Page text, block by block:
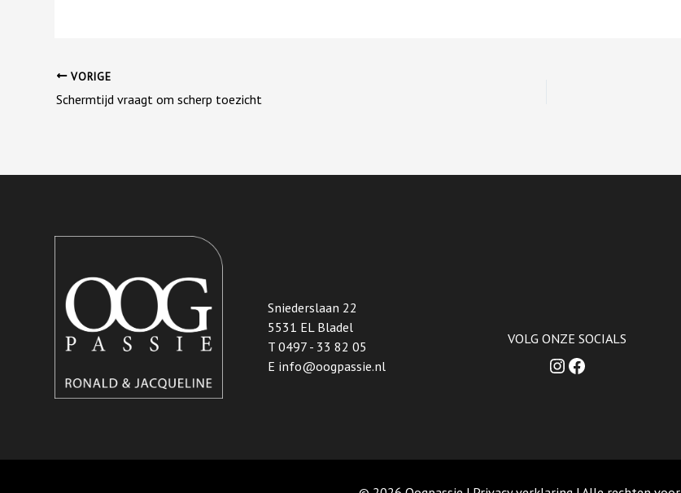
VORIGE
Schermtijd vraagt om scherp toezicht
Sniederslaan 22
5531 EL Bladel
T 0497 - 33 82 05
E info@oogpassie.nl
VOLG ONZE SOCIALS
Instagram
Facebook